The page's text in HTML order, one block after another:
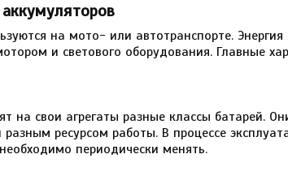
на мото- или автотранспорте.
и светового оборудования. Главные
на свои агрегаты разные классы батарей.
ресурсом работы. В процессе
периодически менять.